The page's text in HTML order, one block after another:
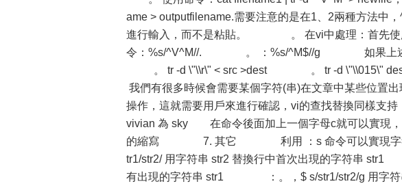
ame > outputfilename.需要注意的是在1、2兩種方法中
進行輸入，而不是粘貼。 。 在vi中處理：首先使用
令：%s/^V^M//. 。 ：%s/^M$//g 如果上述方
。 tr -d \"\\r\" < src >dest 。 tr -d
我們有很多時候會需要某個字符(串)在文章中某些位置
操作，這就需要用戶來進行確認，vi的查找替換同
vivian 為 sky 在命令後面加上一個字母c就可以實現
的縮寫 7. 其它 利用 ：s 命令可以實現字
tr1/str2/ 用字符串 str2 替換行中首次出現的字符串
有出現的字符串 str1 ：。，$ s/str1/str2/g 用字符串